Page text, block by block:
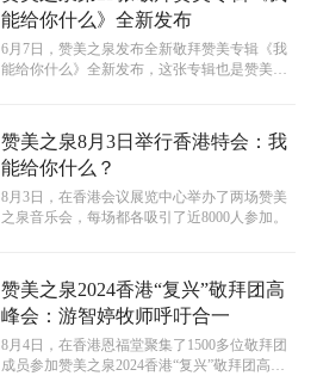
能给你什么》全新发布
​6月7日，赞美之泉发布全新敬拜赞美专辑《我
能给你什么》全新发布，这张专辑也是赞美之
赞美之泉8月3日举行香港特会：我
能给你什么？
8月3日，在香港会议展览中心举办了两场赞美
之泉音乐会，每场都各吸引了近8000人参加。
赞美之泉2024香港“复兴”敬拜团高
峰会：游智婷牧师呼吁合一
8月4日，在香港恩福堂聚集了1500多位敬拜团
成员参加赞美之泉2024香港“复兴”敬拜团高峰